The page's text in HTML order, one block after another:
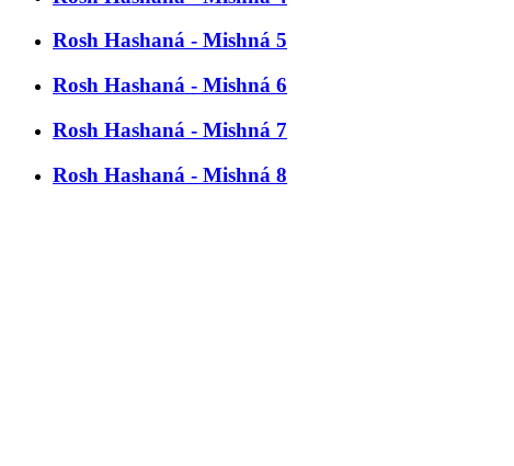
Rosh Hashaná - Mishná 5
Rosh Hashaná - Mishná 6
Rosh Hashaná - Mishná 7
Rosh Hashaná - Mishná 8